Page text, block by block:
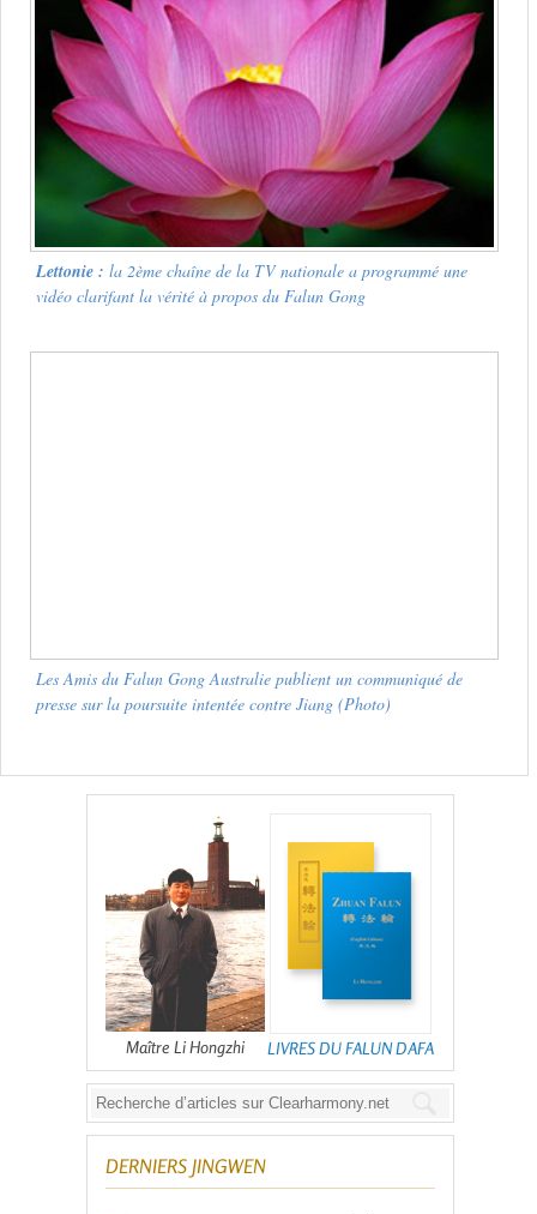
Lettonie : la 2ème chaîne de la TV nationale a programmé une
vidéo clarifant la vérité à propos du Falun Gong
Les Amis du Falun Gong Australie publient un communiqué de
presse sur la poursuite intentée contre Jiang (Photo)
Maître Li Hongzhi LIVRES DU FALUN DAFA
DERNIERS JINGWEN